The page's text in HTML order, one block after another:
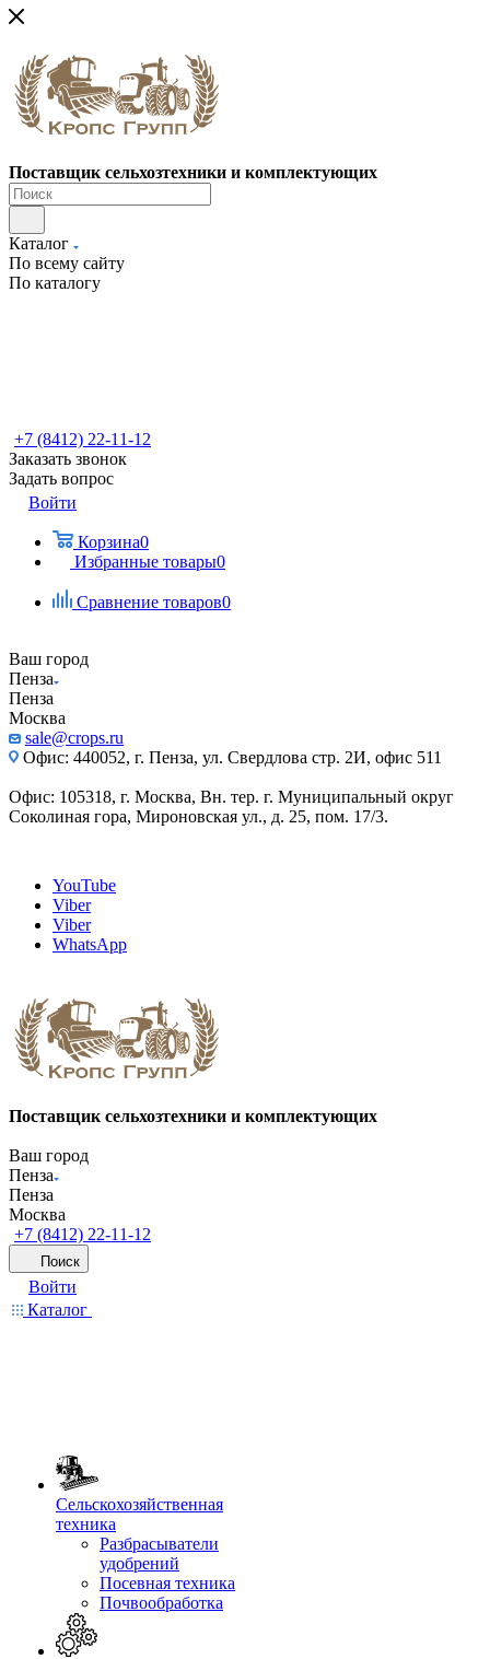
Поставщик сельхозтехники и комплектующих
Каталог
По всему сайту
По каталогу
+7 (8412) 22-11-12
Заказать звонок
Задать вопрос
Войти
Корзина0
Избранные товары0
Сравнение товаров0
Ваш город
Пенза
Пенза
Москва
sale@crops.ru
Офис: 440052, г. Пенза, ул. Свердлова стр. 2И, офис 511
Офис: 105318, г. Москва, Вн. тер. г. Муниципальный округ
Соколиная гора, Мироновская ул., д. 25, пом. 17/3.
YouTube
Viber
Viber
WhatsApp
Поставщик сельхозтехники и комплектующих
Ваш город
Пенза
Пенза
Москва
+7 (8412) 22-11-12
Поиск
Войти
Каталог
Сельскохозяйственная
техника
Разбрасыватели
удобрений
Посевная техника
Почвообработка